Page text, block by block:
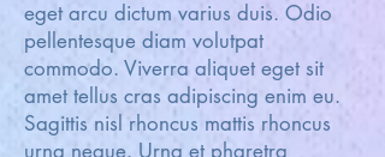
eget arcu dictum varius duis. Odio
pellentesque diam volutpat
commodo. Viverra aliquet eget sit
amet tellus cras adipiscing enim eu.
Sagittis nisl rhoncus mattis rhoncus
urna neque. Urna et pharetra